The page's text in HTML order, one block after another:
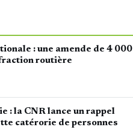
: une amende de 4 000
routière
: la CNR lance un rappel
catérorie de personnes